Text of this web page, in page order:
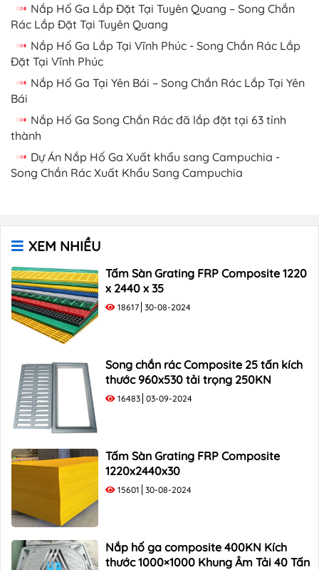
Nắp Hố Ga Lắp Đặt Tại Tuyên Quang – Song Chắn
Rác Lắp Đặt Tại Tuyên Quang
Nắp Hố Ga Lắp Tại Vĩnh Phúc - Song Chắn Rác Lắp
Đặt Tại Vĩnh Phúc
Nắp Hố Ga Tại Yên Bái – Song Chắn Rác Lắp Tại Yên
Bái
Nắp Hố Ga Song Chắn Rác đã lắp đặt tại 63 tỉnh
thành
Dự Án Nắp Hố Ga Xuất khẩu sang Campuchia -
Song Chắn Rác Xuất Khẩu Sang Campuchia
XEM NHIỀU
Tấm Sàn Grating FRP Composite 1220
x 2440 x 35
18617 30-08-2024
Song chắn rác Composite 25 tấn kích
thước 960x530 tải trọng 250KN
16483 03-09-2024
Tấm Sàn Grating FRP Composite
1220x2440x30
15601 30-08-2024
Nắp hố ga composite 400KN Kích
thước 1000×1000 Khung Âm Tải 40 Tấn